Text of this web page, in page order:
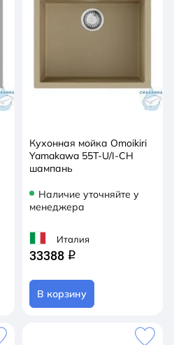
Кухонная мойка Omoikiri
Yamakawa 55T-U/I-CH
шампань
Наличие уточняйте у
менеджера
Италия
33388 q
В корзину